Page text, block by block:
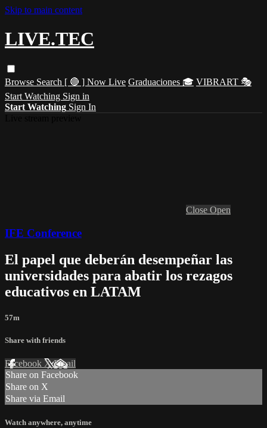
Skip to main content
LIVE.TEC
Browse Search [ 🔴 ] Now Live Graduaciones 🎓 VIBRART 🎭
Start Watching Sign in
Start Watching Sign In
Close Open
IFE Conference
El papel que deberán desempeñar las
universidades para abatir los rezagos
educativos en LATAM
57m
Share with friends
Facebook XEmail
Share on Facebook
Share on X
Share via Email
Watch anywhere, anytime